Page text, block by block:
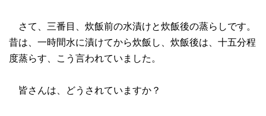
さて、三番目、炊飯前の水漬けと炊飯後の蒸らしです。
昔は、一時間水に漬けてから炊飯し、炊飯後は、十五分程
度蒸らす、こう言われていました。
皆さんは、どうされていますか？